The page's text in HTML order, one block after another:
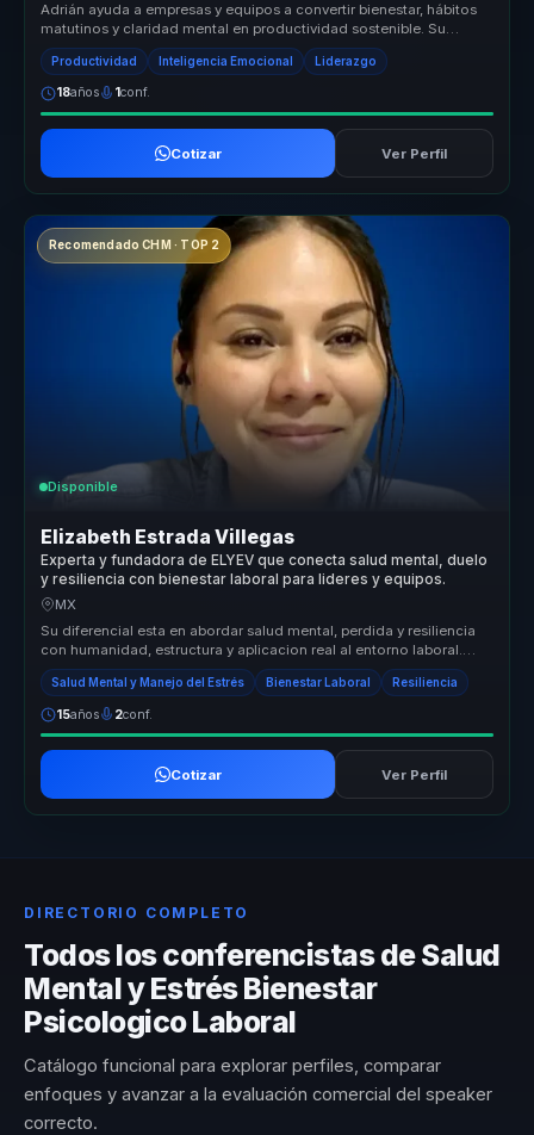
Adrián ayuda a empresas y equipos a convertir bienestar, hábitos
matutinos y claridad mental en productividad sostenible. Su
propuesta un...
Productividad Inteligencia Emocional Liderazgo
18años 1conf.
Cotizar Ver Perfil
Recomendado CHM · TOP 2
Disponible
Elizabeth Estrada Villegas
Experta y fundadora de ELYEV que conecta salud mental, duelo
y resiliencia con bienestar laboral para lideres y equipos.
MX
Su diferencial esta en abordar salud mental, perdida y resiliencia
con humanidad, estructura y aplicacion real al entorno laboral.
Convie...
Salud Mental y Manejo del Estrés Bienestar Laboral Resiliencia
15años 2conf.
Cotizar Ver Perfil
DIRECTORIO COMPLETO
Todos los conferencistas de Salud
Mental y Estrés Bienestar
Psicologico Laboral
Catálogo funcional para explorar perfiles, comparar
enfoques y avanzar a la evaluación comercial del speaker
correcto.